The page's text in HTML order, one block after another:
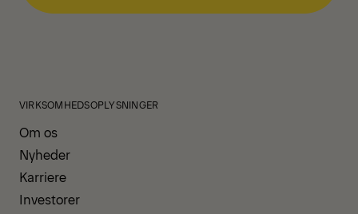
VIRKSOMHEDSOPLYSNINGER
Om os
Nyheder
Karriere
Investorer